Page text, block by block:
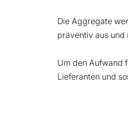
Die Aggregate
präventiv aus und
Um den Aufwand
Lieferanten und